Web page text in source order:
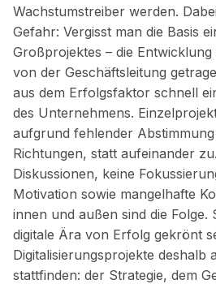
Wachstumstreiber werden.
Gefahr: Vergisst man die Basis
Großprojektes – die
von der Geschäftsleitung
aus dem Erfolgsfaktor schnell
des Unternehmens.
aufgrund fehlender
Richtungen, statt aufeinander
Diskussionen, keine
Motivation sowie mangelhafte
innen und außen sind die Folge.
digitale Ära von Erfolg gekrönt
Digitalisierungsprojekte deshalb
stattfinden: der Strategie, dem